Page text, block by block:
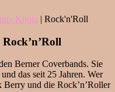
Köniz | Rock'n'Roll
Berner Coverbands. Sie
das seit 25 Jahren. Wer
Berry und die Rock’n’Roller